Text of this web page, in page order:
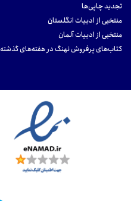
تجدید چاپی‌ها
منتخبی از ادبیات انگلستان
منتخبی از ادبیات آلمان
کتاب‌های پرفروش نهنگ در هفته‌های گذشته